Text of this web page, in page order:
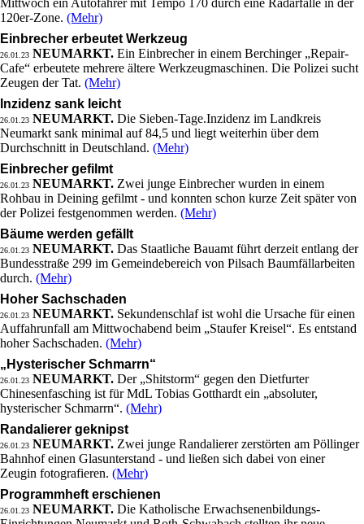
Mittwoch ein Autofahrer mit Tempo 170 durch eine Radarfalle in der
120er-Zone. (Mehr)
Einbrecher erbeutet Werkzeug
26.01.23 NEUMARKT. Ein Einbrecher in einem Berchinger „Repair-
Cafe“ erbeutete mehrere ältere Werkzeugmaschinen. Die Polizei sucht
Zeugen der Tat. (Mehr)
Inzidenz sank leicht
26.01.23 NEUMARKT. Die Sieben-Tage.Inzidenz im Landkreis
Neumarkt sank minimal auf 84,5 und liegt weiterhin über dem
Durchschnitt in Deutschland. (Mehr)
Einbrecher gefilmt
26.01.23 NEUMARKT. Zwei junge Einbrecher wurden in einem
Rohbau in Deining gefilmt - und konnten schon kurze Zeit später von
der Polizei festgenommen werden. (Mehr)
Bäume werden gefällt
26.01.23 NEUMARKT. Das Staatliche Bauamt führt derzeit entlang der
Bundesstraße 299 im Gemeindebereich von Pilsach Baumfällarbeiten
durch. (Mehr)
Hoher Sachschaden
26.01.23 NEUMARKT. Sekundenschlaf ist wohl die Ursache für einen
Auffahrunfall am Mittwochabend beim „Staufer Kreisel“. Es entstand
hoher Sachschaden. (Mehr)
„Hysterischer Schmarrn“
26.01.23 NEUMARKT. Der „Shitstorm“ gegen den Dietfurter
Chinesenfasching ist für MdL Tobias Gotthardt ein „absoluter,
hysterischer Schmarrn“. (Mehr)
Randalierer geknipst
26.01.23 NEUMARKT. Zwei junge Randalierer zerstörten am Pöllinger
Bahnhof einen Glasunterstand - und ließen sich dabei von einer
Zeugin fotografieren. (Mehr)
Programmheft erschienen
26.01.23 NEUMARKT. Die Katholische Erwachsenenbildungs-